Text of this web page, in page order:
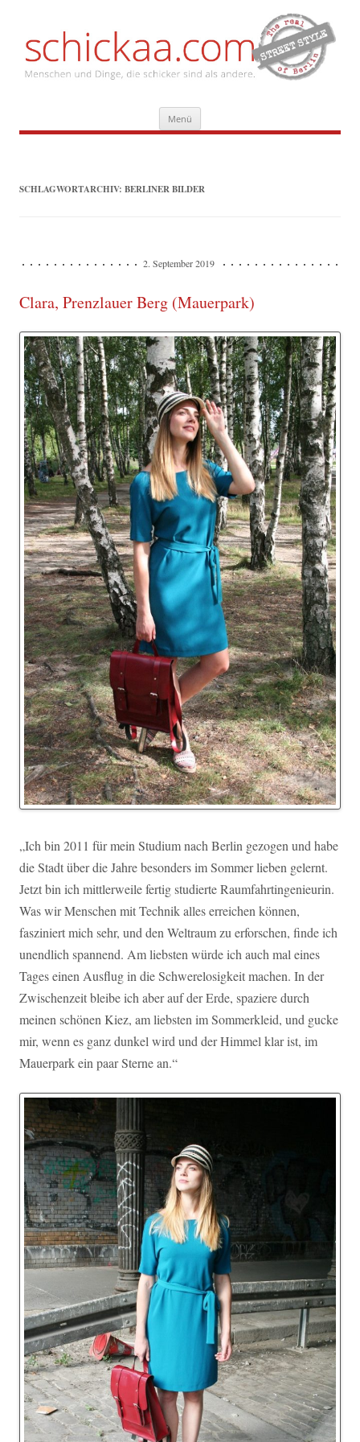
Menü Inhalt
springen
SCHLAGWORTARCHIV: BERLINER BILDER
2. September 2019
Clara, Prenzlauer Berg (Mauerpark)
„Ich bin 2011 für mein Studium nach Berlin gezogen und habe
die Stadt über die Jahre besonders im Sommer lieben gelernt.
Jetzt bin ich mittlerweile fertig studierte Raumfahrtingenieurin.
Was wir Menschen mit Technik alles erreichen können,
fasziniert mich sehr, und den Weltraum zu erforschen, finde ich
unendlich spannend. Am liebsten würde ich auch mal eines
Tages einen Ausflug in die Schwerelosigkeit machen. In der
Zwischenzeit bleibe ich aber auf der Erde, spaziere durch
meinen schönen Kiez, am liebsten im Sommerkleid, und gucke
mir, wenn es ganz dunkel wird und der Himmel klar ist, im
Mauerpark ein paar Sterne an.“